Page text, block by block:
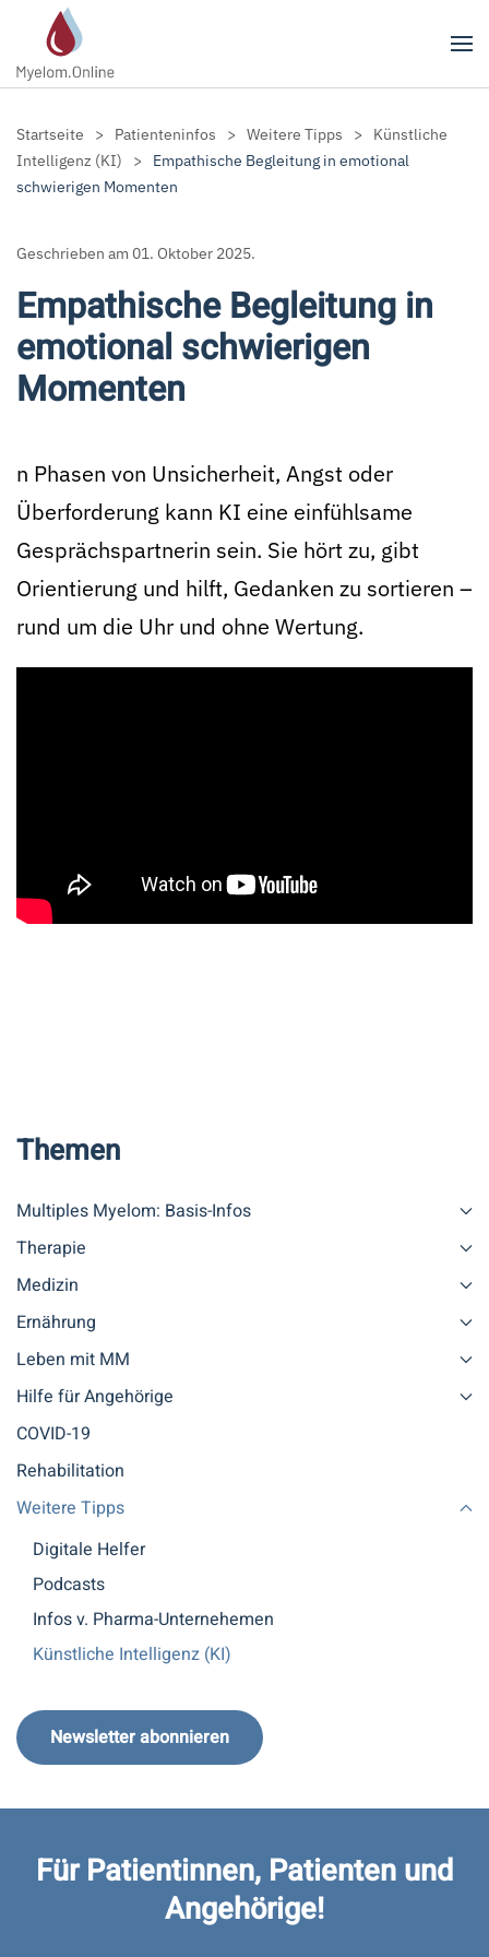
Zum Hauptinhalt springen
Startseite Patienteninfos Weitere Tipps
Künstliche
Intelligenz (KI)
Empathische Begleitung in emotional
schwierigen Momenten
Geschrieben am 01. Oktober 2025.
Empathische Begleitung in
emotional schwierigen
Momenten
n Phasen von Unsicherheit, Angst oder
Überforderung kann KI eine einfühlsame
Gesprächspartnerin sein. Sie hört zu, gibt
Orientierung und hilft, Gedanken zu sortieren –
rund um die Uhr und ohne Wertung.
Themen
Multiples Myelom: Basis-Infos
Therapie
Medizin
Ernährung
Leben mit MM
Hilfe für Angehörige
COVID-19
Rehabilitation
Weitere Tipps
Digitale Helfer
Podcasts
Infos v. Pharma-Unternehemen
Künstliche Intelligenz (KI)
Newsletter abonnieren
Für Patientinnen, Patienten und
Angehörige!